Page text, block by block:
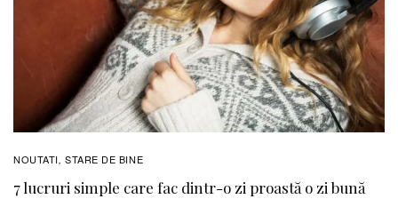
NOUTATI, STARE DE BINE
7 lucruri simple care fac dintr-o zi proastă o zi bună